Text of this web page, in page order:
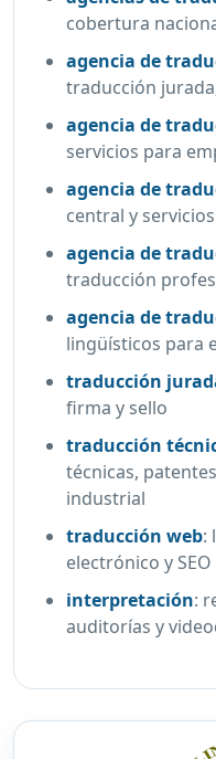
cobertura
agencia de
traducción
agencia de
servicios para
agencia de
central y
agencia de
traducción
agencia de
lingüísticos para
traducción
firma y sello
traducción
técnicas,
industrial
traducción web:
electrónico y
interpretación:
auditorías y